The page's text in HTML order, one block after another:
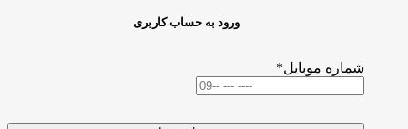
ورود به حساب کاربری
شماره موبایل*